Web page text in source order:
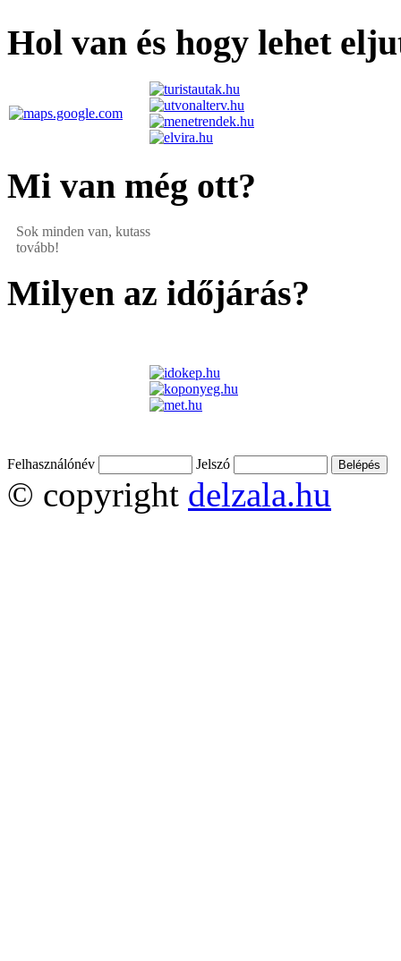
Hol van és hogy lehet
Mi van még ott?
Sok minden van, kutass
tovább!
Milyen az időjárás?
Felhasználónév Jelszó
© copyright delzala.hu